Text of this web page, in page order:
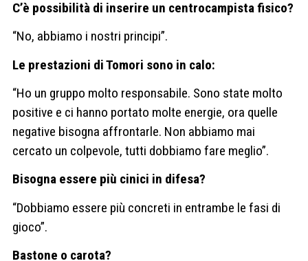
C’è possibilità di inserire un centrocampista fisico?
“No, abbiamo i nostri principi”.
Le prestazioni di Tomori sono in calo:
“Ho un gruppo molto responsabile. Sono state molto
positive e ci hanno portato molte energie, ora quelle
negative bisogna affrontarle. Non abbiamo mai
cercato un colpevole, tutti dobbiamo fare meglio”.
Bisogna essere più cinici in difesa?
“Dobbiamo essere più concreti in entrambe le fasi di
gioco”.
Bastone o carota?